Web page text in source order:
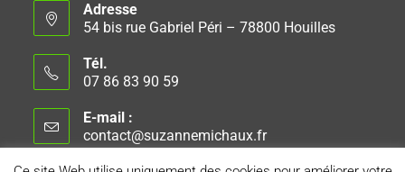
Adresse
54 bis rue Gabriel Péri – 78800 Houilles
Tél.
07 86 83 90 59
E-mail :
contact@suzannemichaux.fr